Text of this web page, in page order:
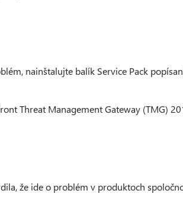
nainštalujte balík Service Pack
Threat Management Gateway (TMG)
že ide o problém v produktoch